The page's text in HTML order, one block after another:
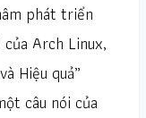
phát triển
Arch Linux,
Hiệu quả”
câu nói của